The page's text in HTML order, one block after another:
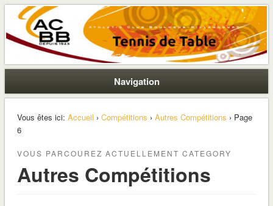
ACBB – Tennis de Table
La section ping de Boulogne
Navigation
Vous êtes ici: Accueil › Compétitions › Autres Compétitions › Page
6
VOUS PARCOUREZ ACTUELLEMENT CATEGORY
Autres Compétitions